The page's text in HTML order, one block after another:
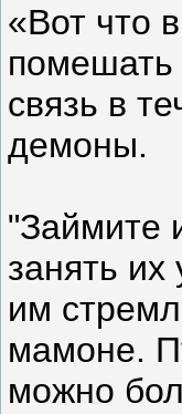
«Вот что
помешать
связь в
демоны.
"Займите
занять
им
мамоне.
можно